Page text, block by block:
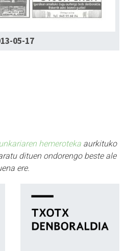
05-17
hemeroteka aurkituko
dituen ondorengo beste ale
ere.